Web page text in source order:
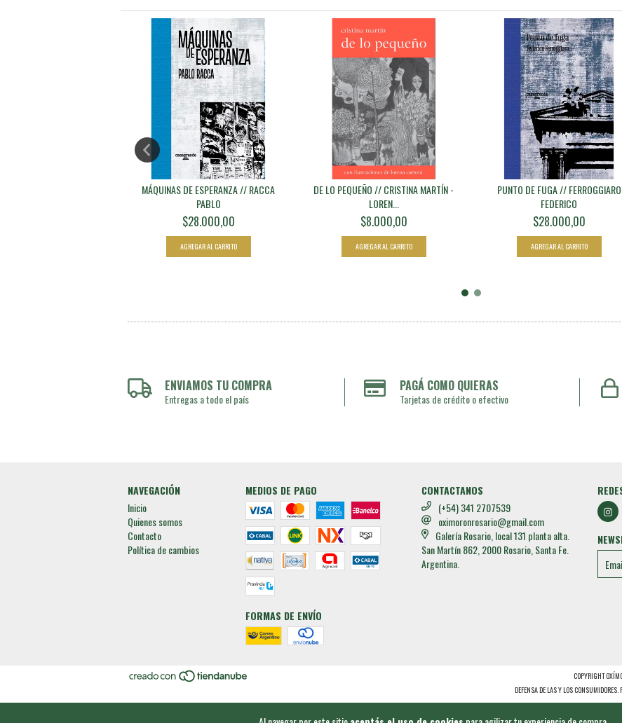
MÁQUINAS DE ESPERANZA // RACCA
PABLO
$28.000,00
DE LO PEQUEÑO // CRISTINA MARTÍN -
LOREN...
$8.000,00
PUNTO DE FUGA // FERROGGIARO
FEDERICO
$28.000,00
ENVIAMOS TU COMPRA
Entregas a todo el país
PAGÁ COMO QUIERAS
Tarjetas de crédito o efectivo
NAVEGACIÓN
Inicio
Quienes somos
Contacto
Política de cambios
MEDIOS DE PAGO
FORMAS DE ENVÍO
CONTACTANOS
(+54) 341 2707539
oximoronrosario@gmail.com
Galería Rosario, local 131 planta alta.
San Martín 862, 2000 Rosario, Santa Fe.
Argentina.
COPYRIGHT
DEFENSA DE LAS Y LOS CONSUMIDORES.